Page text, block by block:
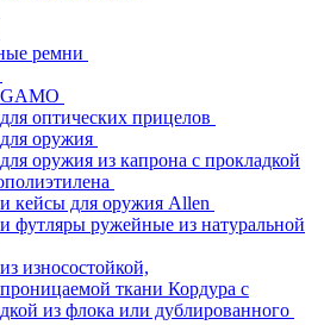
ремни
оптических прицелов
оружия
оружия из капрона с прокладкой
кейсы для оружия Allen
футляры ружейные из натуральной
износостойкой,
ткани Кордура с
из флока или дублированного